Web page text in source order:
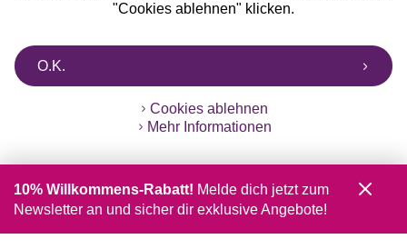
"Cookies ablehnen" klicken.
O.K.
Cookies ablehnen
Mehr Informationen
10% Willkommens-Rabatt! Melde dich jetzt zum
Newsletter an und sicher dir exklusive Angebote!